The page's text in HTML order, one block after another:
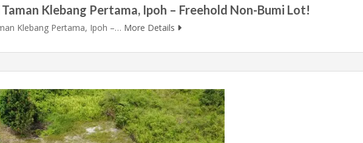
Klebang Pertama, Ipoh – Freehold Non-Bumi Lot!
Klebang Pertama, Ipoh –… More Details